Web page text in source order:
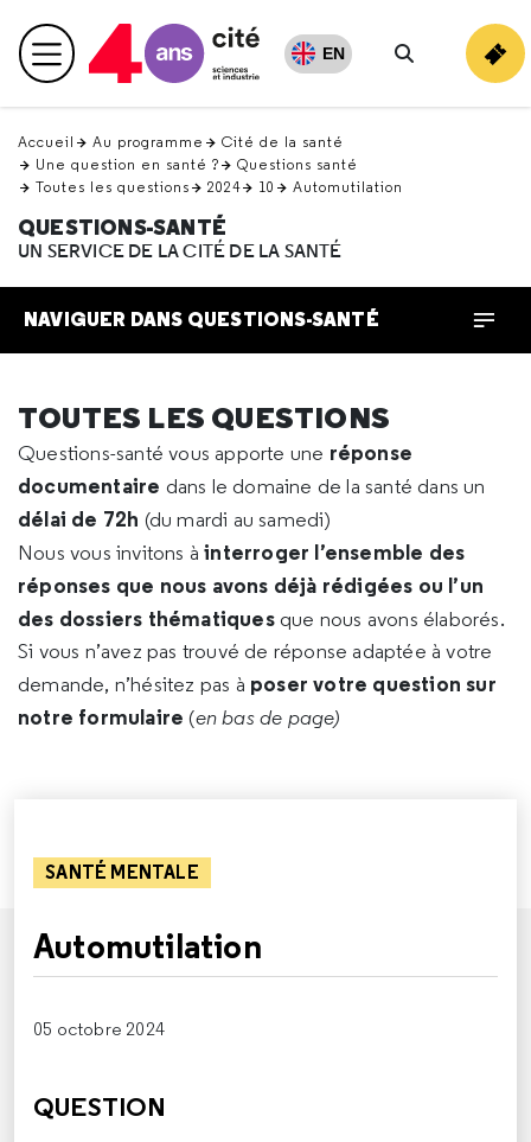
en
haut Menu principal EN
Rechercher
Accueil Au programme
Cité de la santé
Une question en santé ?
Questions santé
Toutes les questions
2024 10 Automutilation
QUESTIONS-SANTÉ
UN SERVICE DE LA CITÉ DE LA SANTÉ
NAVIGUER DANS QUESTIONS-SANTÉ
TOUTES LES QUESTIONS
Questions-santé vous apporte une réponse
documentaire dans le domaine de la santé dans un
délai de 72h (du mardi au samedi)
Nous vous invitons àinterroger l’ensemble des
réponses que nous avons déjà rédigées ou l’un
des dossiers thématiques que nous avons élaborés.
Si vous n’avez pas trouvé de réponse adaptée à votre
demande, n’hésitez pas à poser votre question sur
notre formulaire (en bas de page)
SANTÉ MENTALE
Automutilation
05 octobre 2024
QUESTION